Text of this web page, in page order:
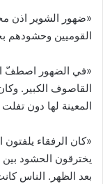
«ضهور الشوير اذن
القوميين وحشودهم
«في الضهور اصطفّ
القاصوف الكبير.
المعينة لها دون
«كان الرفقاء
يخترقون الحشود بين
بعد الظهر. الناس